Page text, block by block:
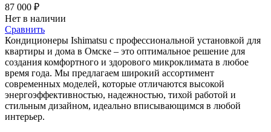
87 000 ₽
Нет в наличии
Сравнить
Кондиционеры Ishimatsu с профессиональной установкой для
квартиры и дома в Омске – это оптимальное решение для
создания комфортного и здорового микроклимата в любое
время года. Мы предлагаем широкий ассортимент
современных моделей, которые отличаются высокой
энергоэффективностью, надежностью, тихой работой и
стильным дизайном, идеально вписывающимся в любой
интерьер.